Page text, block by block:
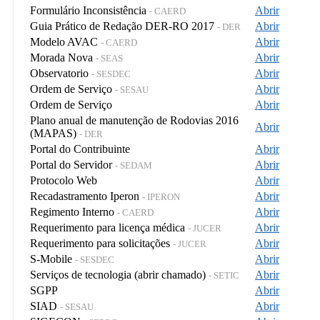
Formulário Inconsistência - CAERD
Abrir
Guia Prático de Redação DER-RO 2017 - DER
Abrir
Modelo AVAC - CAERD
Abrir
Morada Nova - SEAS
Abrir
Observatorio - SESDEC
Abrir
Ordem de Serviço - SESAU
Abrir
Ordem de Serviço
Abrir
Plano anual de manutenção de Rodovias 2016
(MAPAS) - DER
Abrir
Portal do Contribuinte
Abrir
Portal do Servidor - SEDAM
Abrir
Protocolo Web
Abrir
Recadastramento Iperon - IPERON
Abrir
Regimento Interno - CAERD
Abrir
Requerimento para licença médica - JUCER
Abrir
Requerimento para solicitações - JUCER
Abrir
S-Mobile - SESDEC
Abrir
Serviços de tecnologia (abrir chamado) - SETIC
Abrir
SGPP
Abrir
SIAD - SESAU
Abrir